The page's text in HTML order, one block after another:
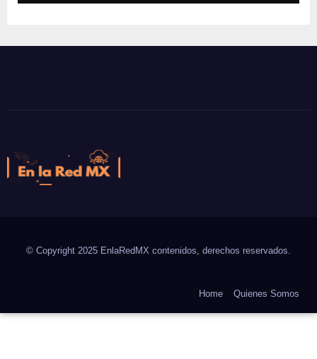
© Copyright 2025 EnlaRedMX contenidos, derechos reservados.
Home Quienes Somos